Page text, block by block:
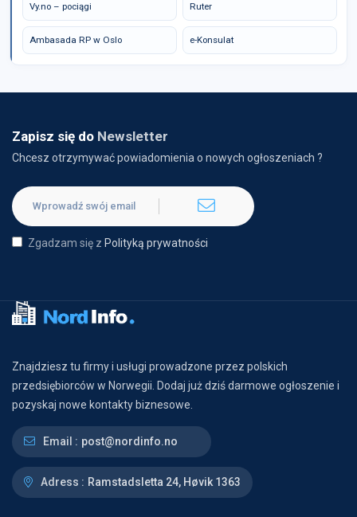
Vy.no – pociągi Ruter
Ambasada RP w Oslo e-Konsulat
Zapisz się do Newsletter
Chcesz otrzymywać powiadomienia o nowych ogłoszeniach ?
Zgadzam się z Polityką prywatności
Znajdziesz tu firmy i usługi prowadzone przez polskich
przedsiębiorców w Norwegii. Dodaj już dziś darmowe ogłoszenie i
pozyskaj nowe kontakty biznesowe.
Email : post@nordinfo.no
Adress : Ramstadsletta 24, Høvik 1363